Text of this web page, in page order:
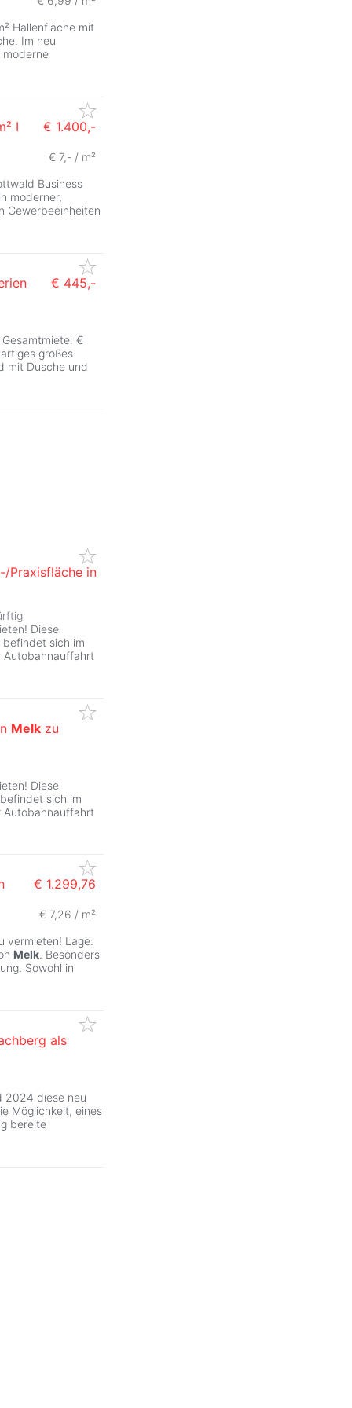
Hallenfläche mit
Im neu
I
€ 1.400,-
€ 7,- / m²
Business
moderner,
Gewerbeeinheiten
€ 445,-
€
großes
mit Dusche und
Praxisfläche in
Diese
sich im
Autobahnauffahrt
Melk zu
Diese
sich im
Autobahnauffahrt
€ 1.299,76
€ 7,26 / m²
vermieten! Lage:
Melk. Besonders
Sowohl in
als
2024 diese neu
Möglichkeit, eines
bereite